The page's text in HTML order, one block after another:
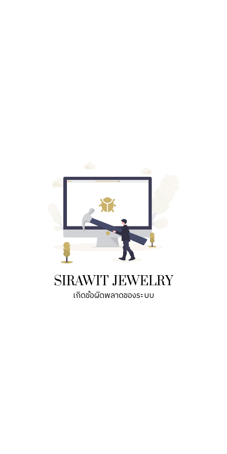
SIRAWIT JEWELRY
เกิดข้อผิดพลาดของระบบ